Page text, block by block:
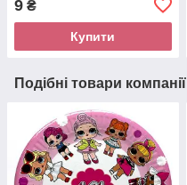
9 ₴
Купити
Подібні товари компанії